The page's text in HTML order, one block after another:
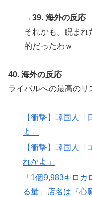
→39. 海外の反応
それかも。睨まれ
的だったわｗ
40. 海外の反応
ライバルへの最高のリ
【衝撃】韓国人
よ」
【衝撃】韓国人
れかよ」
「1個9,983キロ
る量」店名は『心